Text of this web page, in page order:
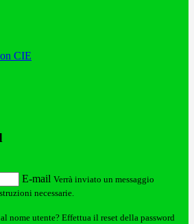
CIE
E-mail Verrà inviato un messaggio
necessarie.
nome utente? Effettua il reset della password